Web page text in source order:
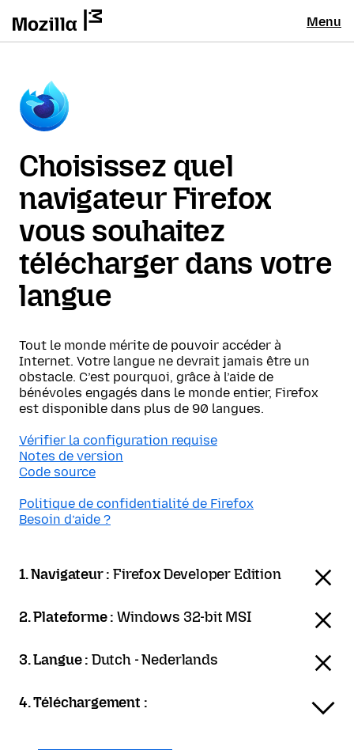
Menu
Choisissez quel
navigateur Firefox
vous souhaitez
télécharger dans votre
langue
Tout le monde mérite de pouvoir accéder à
Internet. Votre langue ne devrait jamais être un
obstacle. C’est pourquoi, grâce à l’aide de
bénévoles engagés dans le monde entier, Firefox
est disponible dans plus de 90 langues.
Vérifier la configuration requise
Notes de version
Code source
Politique de confidentialité de Firefox
Besoin d’aide ?
1. Navigateur :Firefox Developer Edition
2. Plateforme :Windows 32-bit MSI
3. Langue : Dutch - Nederlands
4. Téléchargement :